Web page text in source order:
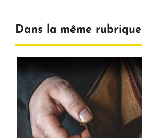
Dans la même rubrique